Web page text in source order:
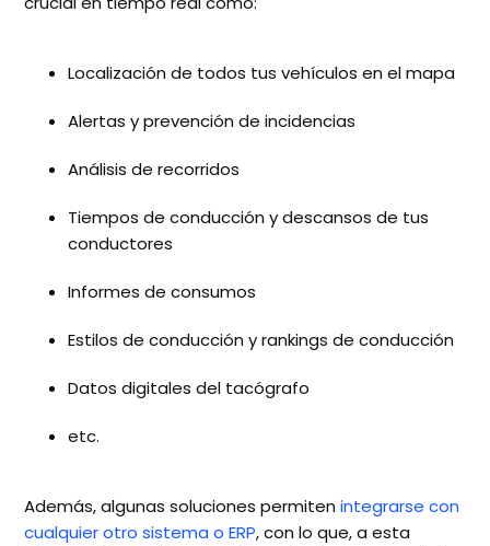
Localización de todos tus vehículos en el mapa
Alertas y prevención de incidencias
Análisis de recorridos
Tiempos de conducción y descansos de tus
conductores
Informes de consumos
Estilos de conducción y rankings de conducción
Datos digitales del tacógrafo
etc.
Además, algunas soluciones permitenintegrarse con
cualquier otro sistema o ERP, con lo que, a esta